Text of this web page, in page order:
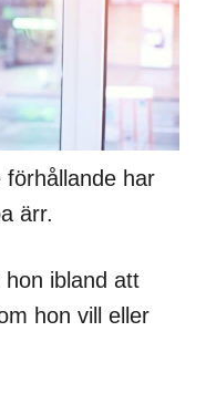
har
ärr.
ibland att
hon vill eller